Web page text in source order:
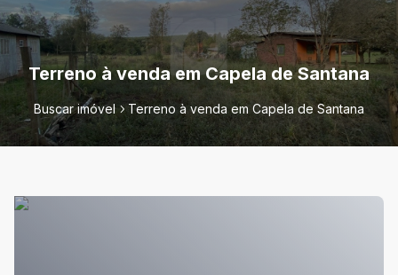
Terreno à venda em Capela de Santana
Buscar imóvel Terreno à venda em Capela de Santana